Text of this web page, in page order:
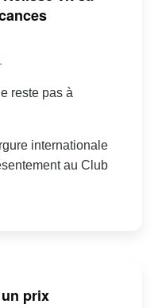
reste pas à
internationale
au Club
prix